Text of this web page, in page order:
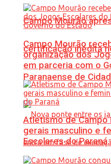
Campo Mourão
certificação inédita
Paranaense de
Campo Mourão
organização dos
em parceria com o
Atletismo de
gerais masculino e
Escolares do Paraná